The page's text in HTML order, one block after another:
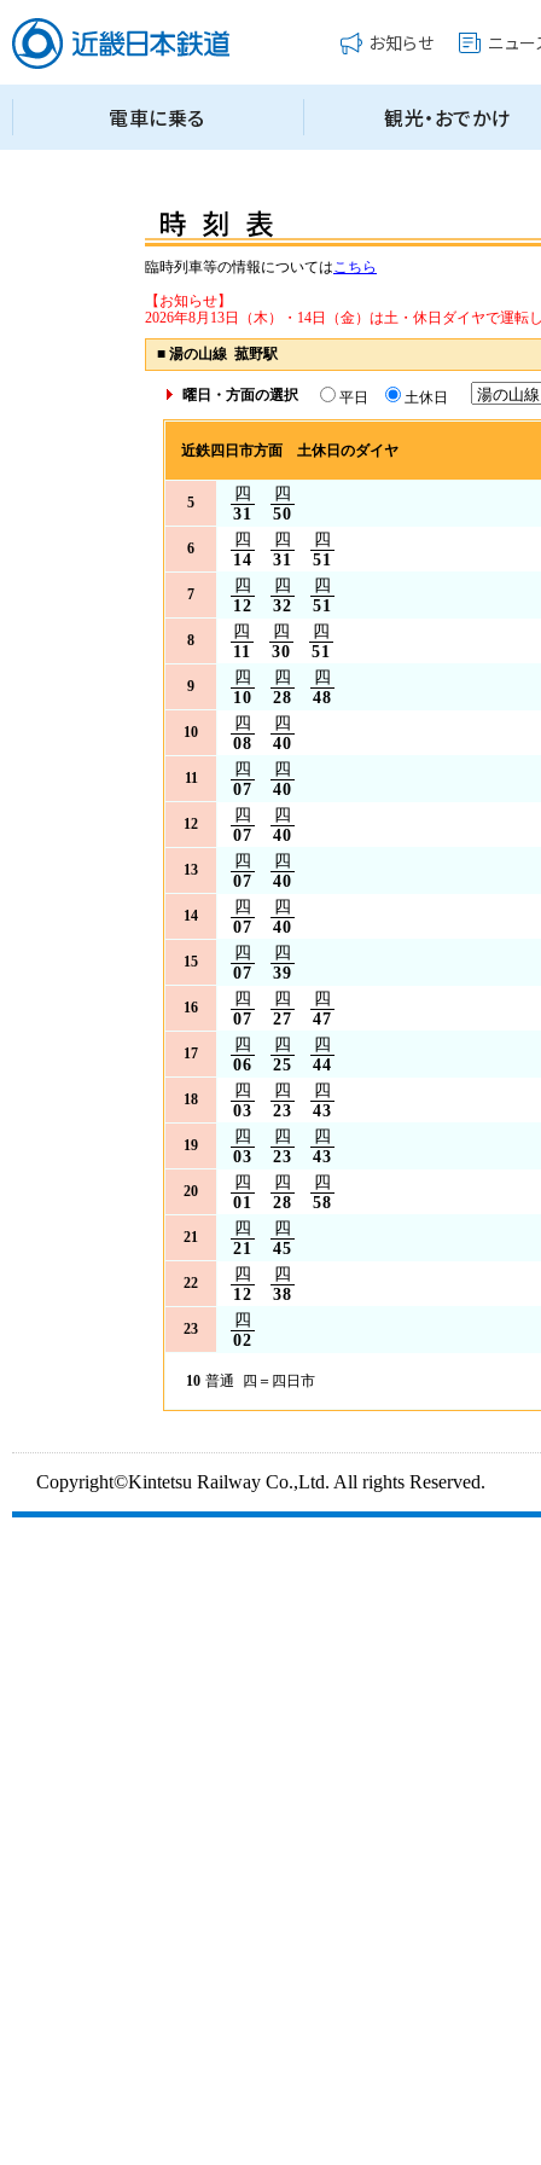
臨時列車等の情報についてはこちら
【お知らせ】
2026年8月13日（木）・14日（金）は土・休日ダイヤで運転
■ 湯の山線 菰野駅
曜日・方面の選択 平日 土休日
近鉄四日市方面 土休日のダイヤ
5
四
31
四
50
6
四
14
四
31
四
51
7
四
12
四
32
四
51
8
四
11
四
30
四
51
9
四
10
四
28
四
48
10
四
08
四
40
11
四
07
四
40
12
四
07
四
40
13
四
07
四
40
14
四
07
四
40
15
四
07
四
39
16
四
07
四
27
四
47
17
四
06
四
25
四
44
18
四
03
四
23
四
43
19
四
03
四
23
四
43
20
四
01
四
28
四
58
21
四
21
四
45
22
四
12
四
38
23
四
02
10 普通 四＝四日市